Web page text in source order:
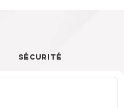
SÉCURITÉ